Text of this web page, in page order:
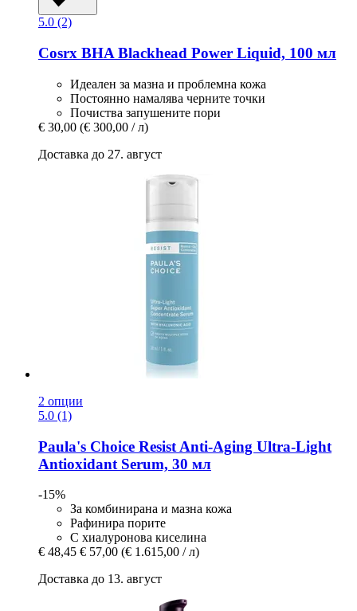
5.0 (2)
Cosrx BHA Blackhead Power Liquid, 100 мл
Идеален за мазна и проблемна кожа
Постоянно намалява черните точки
Почиства запушените пори
€ 30,00 (€ 300,00 / л)
Доставка до 27. август
2 опции
5.0 (1)
Paula's Choice Resist Anti-​Aging Ultra-​Light
Antioxidant Serum, 30 мл
-15%
За комбинирана и мазна кожа
Рафинира порите
С хиалуронова киселина
€ 48,45 € 57,00 (€ 1.615,00 / л)
Доставка до 13. август